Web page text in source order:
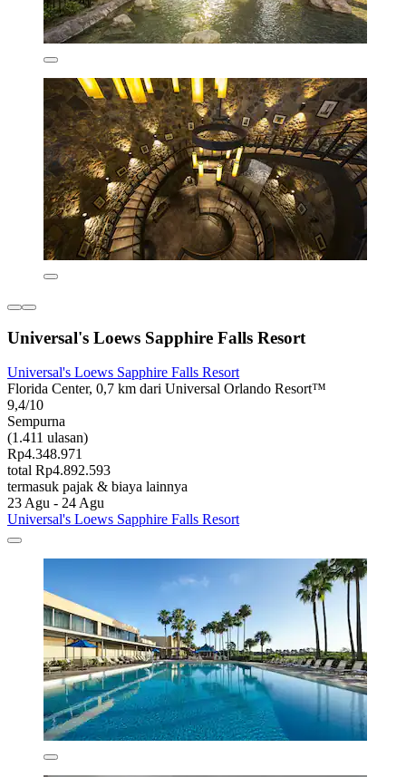
Universal's Loews Sapphire Falls Resort
Universal's Loews Sapphire Falls Resort
Florida Center, 0,7 km dari Universal Orlando Resort™
9,4/10
Sempurna
(1.411 ulasan)
Rp4.348.971
total Rp4.892.593
termasuk pajak & biaya lainnya
23 Agu - 24 Agu
Universal's Loews Sapphire Falls Resort